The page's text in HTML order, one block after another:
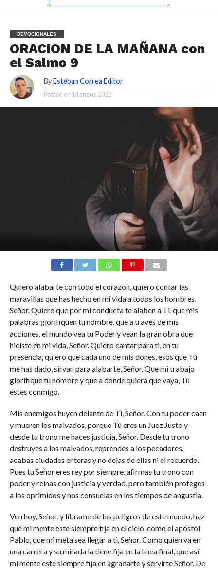
DEVOCIONALES
ORACION DE LA MAÑANA con
el Salmo 9
By Esteban Correa Editor
Posted on 14 enero, 2022
Quiero alabarte con todo el corazón, quiero contar las
maravillas que has hecho en mi vida a todos los hombres,
Señor. Quiero que por mi conducta te alaben a Ti, que mis
palabras glorifiquen tu nombre, que a través de mis
acciones, el mundo vea tu Poder y vean la gran obra que
hiciste en mi vida, Señor. Quiero cantar para ti, en tu
presencia, quiero que cada uno de mis dones, esos que Tú
me has dado, sirvan para alabarte, Señor. Que mi trabajo
glorifique tu nombre y que a donde quiera que vaya, Tú
estés conmigo.
Mis enemigos huyen delante de Ti, Señor. Con tu poder caen
y mueren los malvados, porque Tú eres un Juez Justo y
desde tu trono me haces justicia, Señor. Desde tu trono
destruyes a los malvados, reprendes a los pecadores,
acabas ciudades enteras y no dejas de ellas ni el recuerdo.
Pues tu Señor eres rey por siempre, afirmas tu trono con
poder y reinas con justicia y verdad, pero también proteges
a los oprimidos y nos consuelas en los tiempos de angustia.
Ven hoy, Señor, y líbrame de los peligros de este mundo, haz
que mi mente este siempre fija en el cielo, como el apóstol
Pablo, que mi meta sea llegar a ti, Señor. Como quien va en
una carrera y su mirada la tiene fija en la línea final, que así
mi mente este siempre fija en agradarte y servirte Señor. De